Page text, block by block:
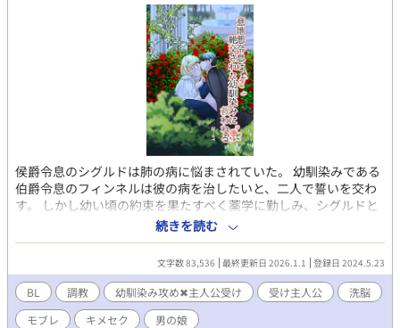
侯爵令息のシグルドは肺の病に悩まされていた。 幼馴染みである
伯爵令息のフィンネルは彼の病を治したいと、二人で誓いを交わ
す。 しかし幼い頃の約束を果たすべく薬学に勤しみ、シグルドと
仲睦まじく学院に通うフィンネルの前に、癒しの力を持つ少年、
リオンが現れた。 シグルドとリオンが急接近し、嫉妬に駆られた
フィンネルの取った行動、そして気付くのが遅すぎた想いの行き
先は…。 月2回更新できたら良いな程度の気持ち。 過程はどうあ
れハピエン予定。 タイトルは変わる恐れもあります。 虐め、レイ
プ、流血、監禁、薬物、催眠、女装、去勢描写等あります。
続きを読む
文字数 83,536 最終更新日 2026.1.1 登録日 2024.5.23
BL 調教 幼馴染み攻め✖︎主人公受け 受け主人公
洗脳
モブレ
キメセク 男の娘